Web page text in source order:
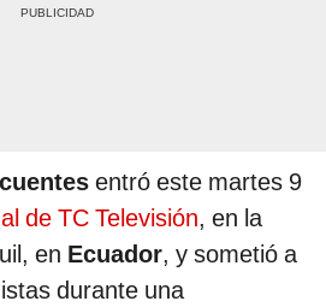
entró este martes 9
de TC Televisión, en la
en Ecuador, y sometió a
durante una